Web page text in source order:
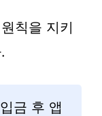
칙을 지키
금 후 앱